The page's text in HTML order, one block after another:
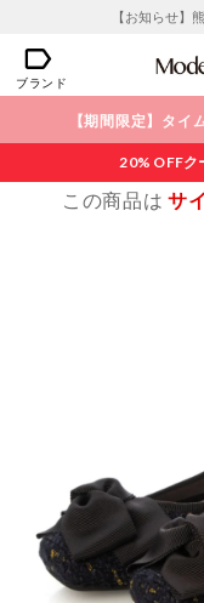
【お知らせ】
ブランド
【期間限定】タイ
20% OFFク
この商品はサ